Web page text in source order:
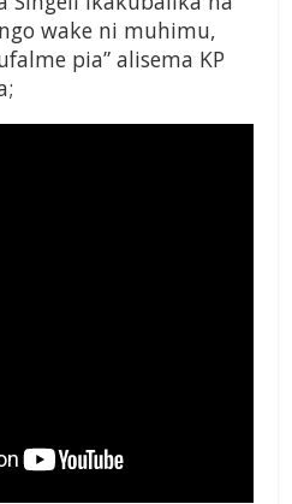
wake ni muhimu,
pia” alisema KP